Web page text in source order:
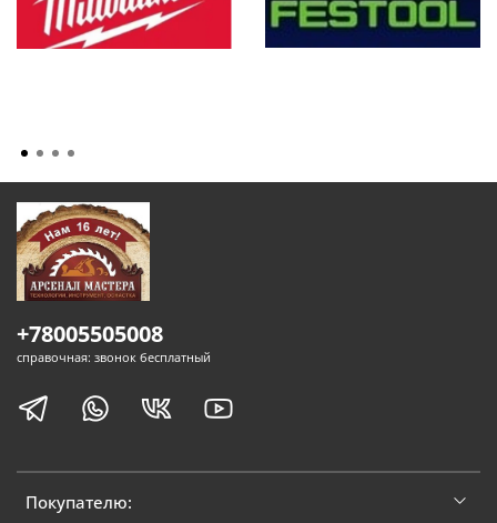
Покупателю:
+78005505008
справочная: звонок бесплатный